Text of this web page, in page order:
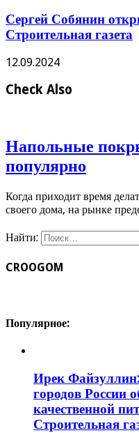
Сергей Собянин
Строительная газета
12.09.2024
Check Also
Напольные
популярно
Когда приходит время
своего дома, на рынке
Найти:
CROOGOM
Популярное:
Ирек
городов России
качественной
Строительная